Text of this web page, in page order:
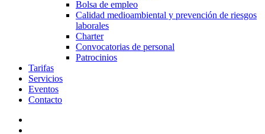
Bolsa de empleo
Calidad medioambiental y prevención de riesgos
laborales
Charter
Convocatorias de personal
Patrocinios
Tarifas
Servicios
Eventos
Contacto